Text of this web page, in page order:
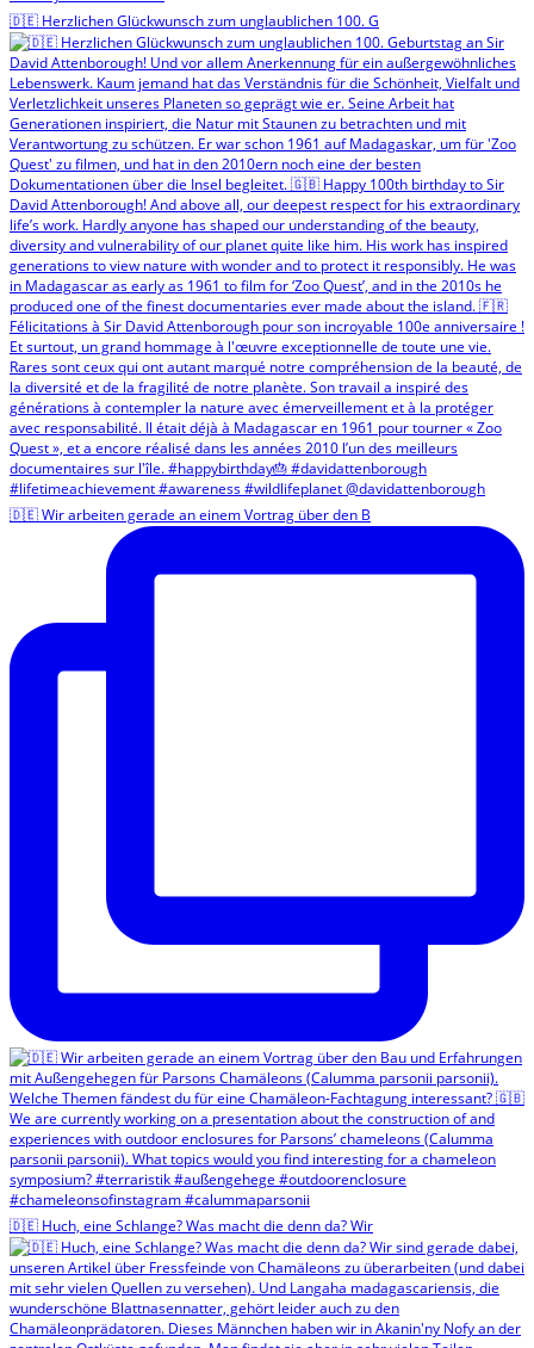
🇩🇪 Herzlichen Glückwunsch zum unglaublichen 100. G
🇩🇪 Wir arbeiten gerade an einem Vortrag über den B
🇩🇪 Huch, eine Schlange? Was macht die denn da? Wir